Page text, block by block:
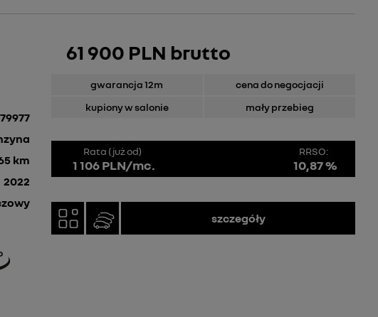
km
2022
61 900 PLN brutto
gwarancja 12m
cena do negocjacji
kupiony w salonie
mały przebieg
szczegóły
Rata (już od)
1 106 PLN/mc.
RRSO:
10,87 %